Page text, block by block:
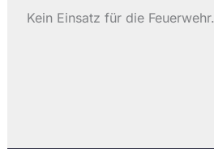
Kein Einsatz für die Feuerwehr.